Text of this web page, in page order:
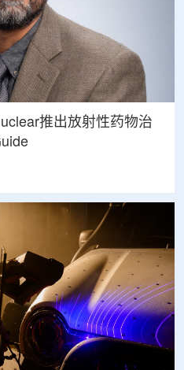
推出放射性药物治